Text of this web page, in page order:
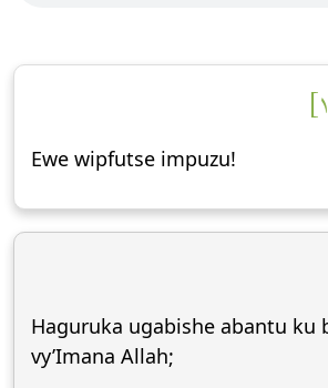
Ewe wipfutse impuzu!
Haguruka ugabishe abantu ku
vy’Imana Allah;